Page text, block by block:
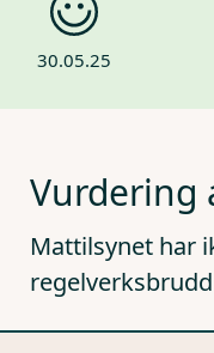
30.05.25
Vurdering
Mattilsynet har